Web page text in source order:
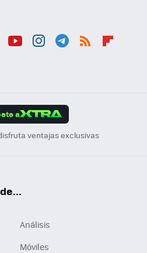
a
ventajas exclusivas
Análisis
Móviles